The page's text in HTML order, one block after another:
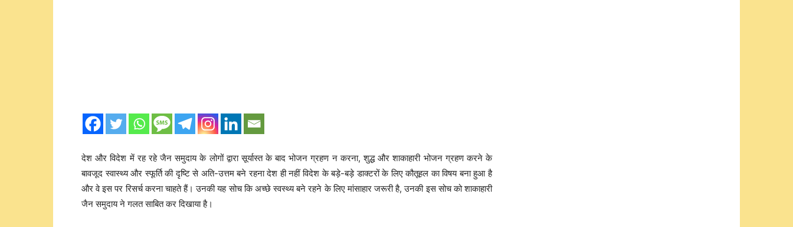
देश और विदेश में रह रहे जैन समुदाय के लोगों द्वारा सूर्यास्त के बाद भोजन ग्रहण न करना, शुद्ध और शाकाहारी भोजन ग्रहण करने के
बावजूद स्वास्थ्य और स्फूर्ति की दृष्टि से अति-उत्तम बने रहना देश ही नहीं विदेश के बड़े-बड़े डाक्टरों के लिए कौतूहल का विषय बना हुआ है
और वे इस पर रिसर्च करना चाहते हैं। उनकी यह सोच कि अच्छे स्वस्थ्य बने रहने के लिए मांसाहार जरूरी है, उनकी इस सोच को शाकाहारी
जैन समुदाय ने गलत साबित कर दिखाया है।